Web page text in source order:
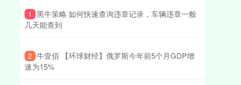
1 ​黑牛策略 如何快速查询违章记录，车辆违章一般
几天能查到
2 ​牛壹佰 【环球财经】俄罗斯今年前5个月GDP增
速为15%